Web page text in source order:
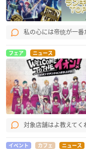
私の心には帝统が一番
フェア ニュース
対象店舗はよ教えて
イベント カフェ ニュース